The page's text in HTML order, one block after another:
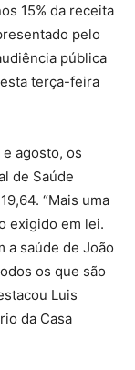
15% da receita
pelo
pública
terça-feira
agosto, os
de Saúde
“Mais uma
exigido em lei.
a saúde de João
os que são
Luis
da Casa